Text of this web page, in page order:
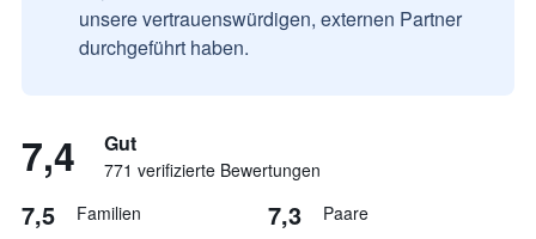
unsere vertrauenswürdigen, externen Partner
durchgeführt haben.
7,4 Gut
771 verifizierte Bewertungen
7,5 Familien 7,3 Paare